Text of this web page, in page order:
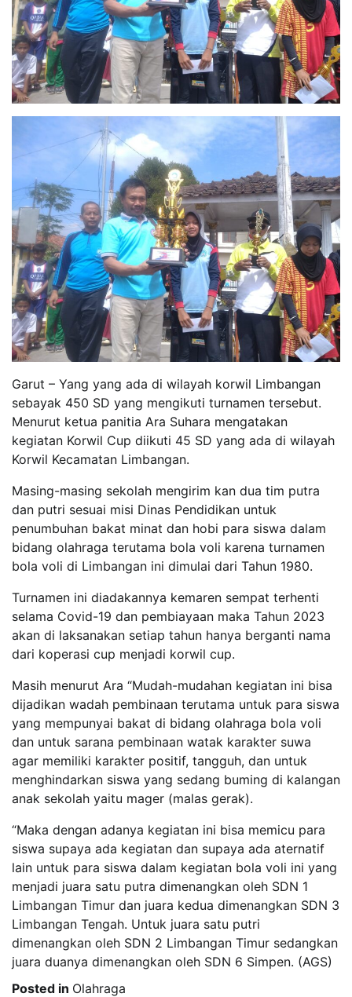
Garut – Yang yang ada di wilayah korwil Limbangan
sebayak 450 SD yang mengikuti turnamen tersebut.
Menurut ketua panitia Ara Suhara mengatakan
kegiatan Korwil Cup diikuti 45 SD yang ada di wilayah
Korwil Kecamatan Limbangan.
Masing-masing sekolah mengirim kan dua tim putra
dan putri sesuai misi Dinas Pendidikan untuk
penumbuhan bakat minat dan hobi para siswa dalam
bidang olahraga terutama bola voli karena turnamen
bola voli di Limbangan ini dimulai dari Tahun 1980.
Turnamen ini diadakannya kemaren sempat terhenti
selama Covid-19 dan pembiayaan maka Tahun 2023
akan di laksanakan setiap tahun hanya berganti nama
dari koperasi cup menjadi korwil cup.
Masih menurut Ara “Mudah-mudahan kegiatan ini bisa
dijadikan wadah pembinaan terutama untuk para siswa
yang mempunyai bakat di bidang olahraga bola voli
dan untuk sarana pembinaan watak karakter suwa
agar memiliki karakter positif, tangguh, dan untuk
menghindarkan siswa yang sedang buming di kalangan
anak sekolah yaitu mager (malas gerak).
“Maka dengan adanya kegiatan ini bisa memicu para
siswa supaya ada kegiatan dan supaya ada aternatif
lain untuk para siswa dalam kegiatan bola voli ini yang
menjadi juara satu putra dimenangkan oleh SDN 1
Limbangan Timur dan juara kedua dimenangkan SDN 3
Limbangan Tengah. Untuk juara satu putri
dimenangkan oleh SDN 2 Limbangan Timur sedangkan
juara duanya dimenangkan oleh SDN 6 Simpen. (AGS)
Posted in Olahraga